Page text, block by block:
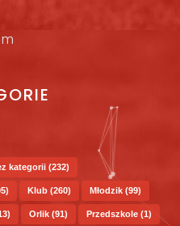
kategorii (232)
Klub (260) Młodzik (99)
Orlik (91) Przedszkole (1)